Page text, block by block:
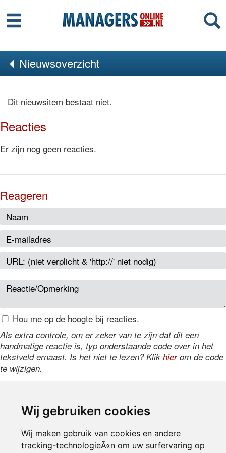
Wij gebruiken cookies
Wij maken gebruik van cookies en andere
tracking-technologieÃ«n om uw surfervaring op
Menu
Nieuwsoverzicht
Dit nieuwsitem bestaat niet.
Reacties
Er zijn nog geen reacties.
Reageren
Hou me op de hoogte bij reacties.
Als extra controle, om er zeker van te zijn dat dit een
handmatige reactie is, typ onderstaande code over in het
tekstveld ernaast. Is het niet te lezen? Klik hierom de code
te wijzigen.